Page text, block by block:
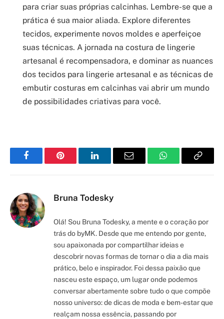
para criar suas próprias calcinhas. Lembre-se que a
prática é sua maior aliada. Explore diferentes
tecidos, experimente novos moldes e aperfeiçoe
suas técnicas. A jornada na costura de lingerie
artesanal é recompensadora, e dominar as nuances
dos tecidos para lingerie artesanal e as técnicas de
embutir costuras em calcinhas vai abrir um mundo
de possibilidades criativas para você.
FacebookPinterest LinkedInEmail WhatsAppCopy
Bruna Todesky
Olá! Sou Bruna Todesky, a mente e o coração por
trás do byMK. Desde que me entendo por gente,
sou apaixonada por compartilhar ideias e
descobrir novas formas de tornar o dia a dia mais
prático, belo e inspirador. Foi dessa paixão que
nasceu este espaço, um lugar onde podemos
conversar abertamente sobre tudo o que compõe
nosso universo: de dicas de moda e bem-estar que
realçam nossa essência, passando por